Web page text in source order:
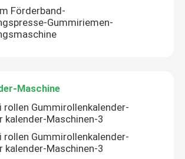
Förderband-
Gummiriemen-
Maschine
rollen Gummirollenkalender-
kalender-Maschinen-3
rollen Gummirollenkalender-
kalender-Maschinen-3